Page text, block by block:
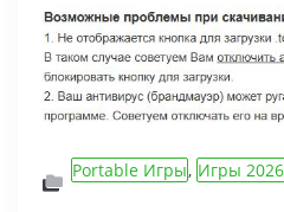
Portable Игры, Игры